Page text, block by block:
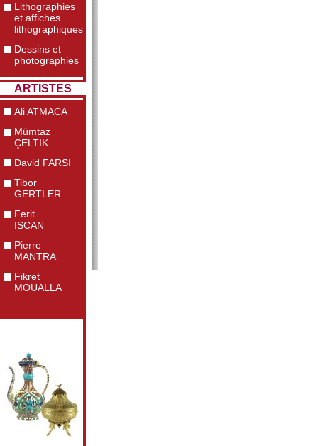
Lithographies
et affiches
lithographiques
Dessins et
photographies
ARTISTES
Ali ATMACA
Mümtaz
ÇELTIK
David FARSI
Tibor
GERTLER
Ferit
ISCAN
Pierre
MANTRA
Fikret
MOUALLA